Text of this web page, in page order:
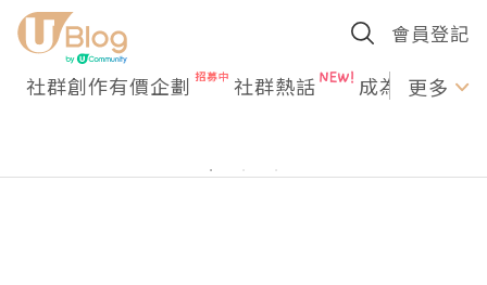
會員登記
社群創作有價企劃 社群熱話 成為U更多